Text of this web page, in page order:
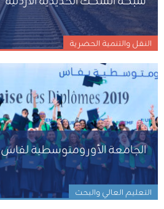
النقل والتنمية الحضرية
الجامعة الأورومتوسطية لفاس
التعليم العالي والبحث